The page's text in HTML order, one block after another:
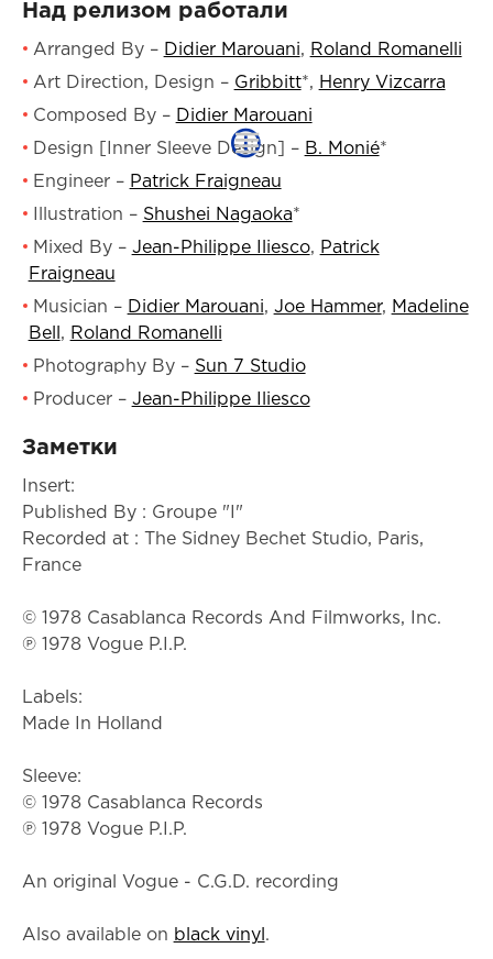
Над релизом работали
Arranged By– Didier Marouani, Roland Romanelli
Art Direction, Design – Gribbitt*, Henry Vizcarra
Composed By– Didier Marouani
Design [Inner Sleeve Design]
– B. Monié*
Engineer– Patrick Fraigneau
Illustration – Shushei Nagaoka*
Mixed By– Jean-Philippe Iliesco, Patrick
Fraigneau
Musician – Didier Marouani, Joe Hammer, Madeline
Bell , Roland Romanelli
Photography By– Sun 7 Studio
Producer– Jean-Philippe Iliesco
Заметки
Insert:
Published By : Groupe "I"
Recorded at : The Sidney Bechet Studio, Paris,
France
© 1978 Casablanca Records And Filmworks, Inc.
℗ 1978 Vogue P.I.P.
Labels:
Made In Holland
Sleeve:
© 1978 Casablanca Records
℗ 1978 Vogue P.I.P.
An original Vogue - C.G.D. recording
Also available on black vinyl .